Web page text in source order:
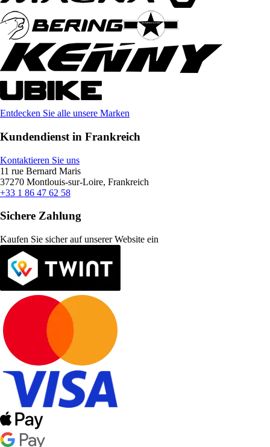
Entdecken Sie alle unsere Marken
Kundendienst in Frankreich
Kontaktieren Sie uns
11 rue Bernard Maris
37270 Montlouis-sur-Loire, Frankreich
+33 1 86 47 62 58
Sichere Zahlung
Kaufen Sie sicher auf unserer Website ein